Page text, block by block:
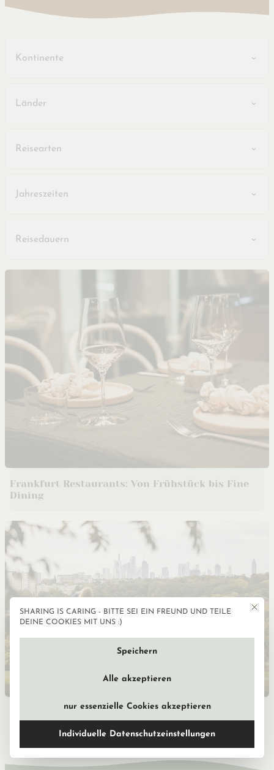
Kontinente
Länder
Reisearten
Jahreszeiten
Reisedauern
Frankfurt Restaurants: Von Frühstück bis Fine
Dining
Frankfurt Ausflugsziele & Parks – die schönten
Mit
SHARING IS CARING - BITTE SEI EIN FREUND UND TEILE
DEINE COOKIES MIT UNS :)
Speichern
Alle akzeptieren
nur essenzielle Cookies akzeptieren
Individuelle Datenschutzeinstellungen